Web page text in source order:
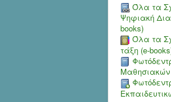
Όλα τα
Ψηφιακή
books)
Όλα τα
τάξη (e-
Μαθησιακών